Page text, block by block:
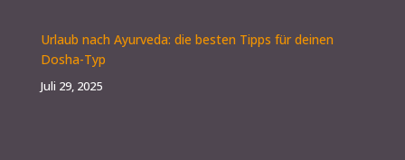
Urlaub nach Ayurveda: die besten Tipps für deinen
Dosha-Typ
Juli 29, 2025